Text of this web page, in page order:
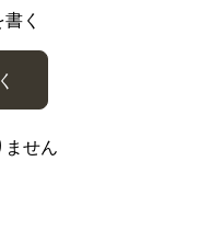
く
せん